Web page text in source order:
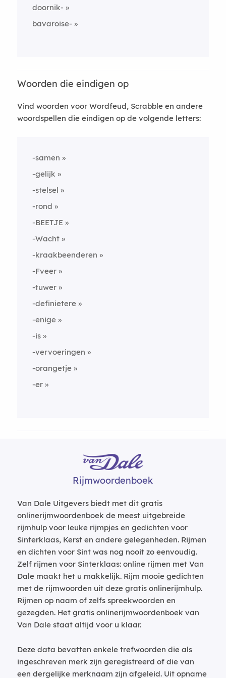
doornik-
bavaroise-
Woorden die eindigen op
Vind woorden voor Wordfeud, Scrabble en andere
woordspellen die eindigen op de volgende letters:
-samen
-gelijk
-stelsel
-rond
-BEETJE
-Wacht
-kraakbeenderen
-Fveer
-tuwer
-definietere
-enige
-is
-vervoeringen
-orangetje
-er
Rijmwoordenboek
Van Dale Uitgevers biedt met dit gratis
onlinerijmwoordenboek de meest uitgebreide
rijmhulp voor leuke rijmpjes en gedichten voor
Sinterklaas, Kerst en andere gelegenheden. Rijmen
en dichten voor Sint was nog nooit zo eenvoudig.
Zelf rijmen voor Sinterklaas: online rijmen met Van
Dale maakt het u makkelijk. Rijm mooie gedichten
met de rijmwoorden uit deze gratis onlinerijmhulp.
Rijmen op naam of zelfs spreekwoorden en
gezegden. Het gratis onlinerijmwoordenboek van
Van Dale staat altijd voor u klaar.
Deze data bevatten enkele trefwoorden die als
ingeschreven merk zijn geregistreerd of die van
een dergelijke merknaam zijn afgeleid. Uit opname